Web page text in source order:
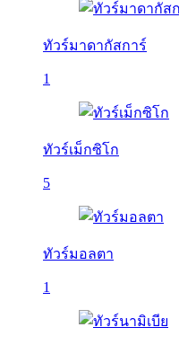
ทัวร์มาดากัสการ์
1
ทัวร์เม็กซิโก
5
ทัวร์มอลตา
1